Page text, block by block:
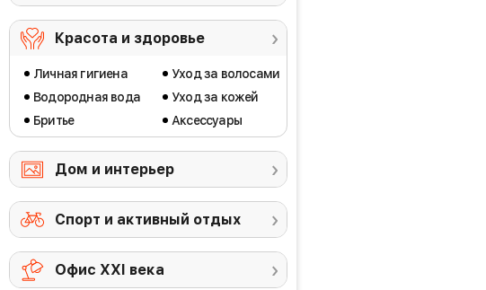
Красота и здоровье
Личная гигиена
Водородная вода
Бритье
Уход за волосами
Уход за кожей
Аксессуары
Дом и интерьер
Спорт и активный отдых
Офис ХХI века